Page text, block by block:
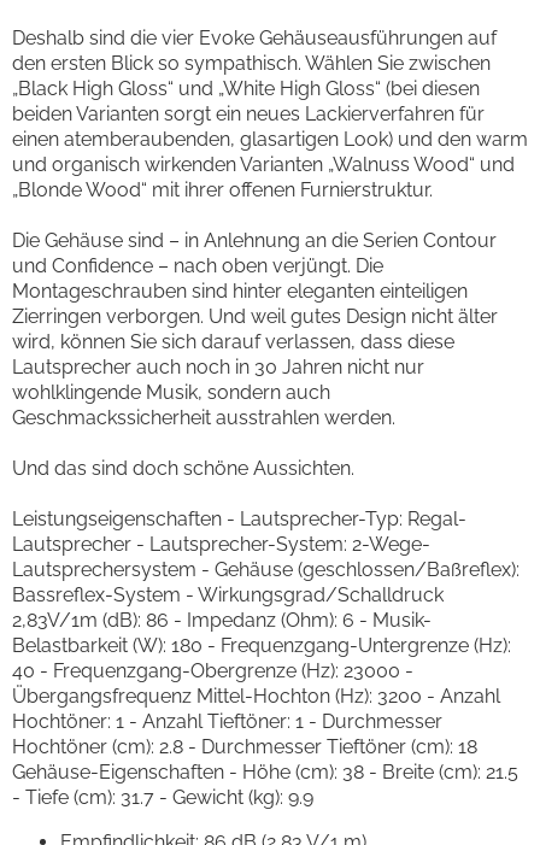
Deshalb sind die vier Evoke Gehäuseausführungen auf
den ersten Blick so sympathisch. Wählen Sie zwischen
„Black High Gloss“ und „White High Gloss“ (bei diesen
beiden Varianten sorgt ein neues Lackierverfahren für
einen atemberaubenden, glasartigen Look) und den warm
und organisch wirkenden Varianten „Walnuss Wood“ und
„Blonde Wood“ mit ihrer offenen Furnierstruktur.
Die Gehäuse sind – in Anlehnung an die Serien Contour
und Confidence – nach oben verjüngt. Die
Montageschrauben sind hinter eleganten einteiligen
Zierringen verborgen. Und weil gutes Design nicht älter
wird, können Sie sich darauf verlassen, dass diese
Lautsprecher auch noch in 30 Jahren nicht nur
wohlklingende Musik, sondern auch
Geschmackssicherheit ausstrahlen werden.
Und das sind doch schöne Aussichten.
Leistungseigenschaften - Lautsprecher-Typ: Regal-
Lautsprecher - Lautsprecher-System: 2-Wege-
Lautsprechersystem - Gehäuse (geschlossen/Baßreflex):
Bassreflex-System - Wirkungsgrad/Schalldruck
2,83V/1m (dB): 86 - Impedanz (Ohm): 6 - Musik-
Belastbarkeit (W): 180 - Frequenzgang-Untergrenze (Hz):
40 - Frequenzgang-Obergrenze (Hz): 23000 -
Übergangsfrequenz Mittel-Hochton (Hz): 3200 - Anzahl
Hochtöner: 1 - Anzahl Tieftöner: 1 - Durchmesser
Hochtöner (cm): 2.8 - Durchmesser Tieftöner (cm): 18
Gehäuse-Eigenschaften - Höhe (cm): 38 - Breite (cm): 21.5
- Tiefe (cm): 31.7 - Gewicht (kg): 9.9